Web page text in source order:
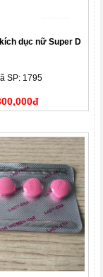
dục nữ Super D
SP: 1795